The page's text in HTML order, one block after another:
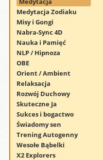
Medytacja Zodiaku
Misy i Gongi
Nabra-Sync 4D
Nauka i Pamięć
NLP / Hipnoza
OBE
Orient / Ambient
Relaksacja
Rozwój Duchowy
Skuteczne Ja
Sukces i bogactwo
Świadomy sen
Trening Autogenny
Wesołe Bąbelki
X2 Explorers